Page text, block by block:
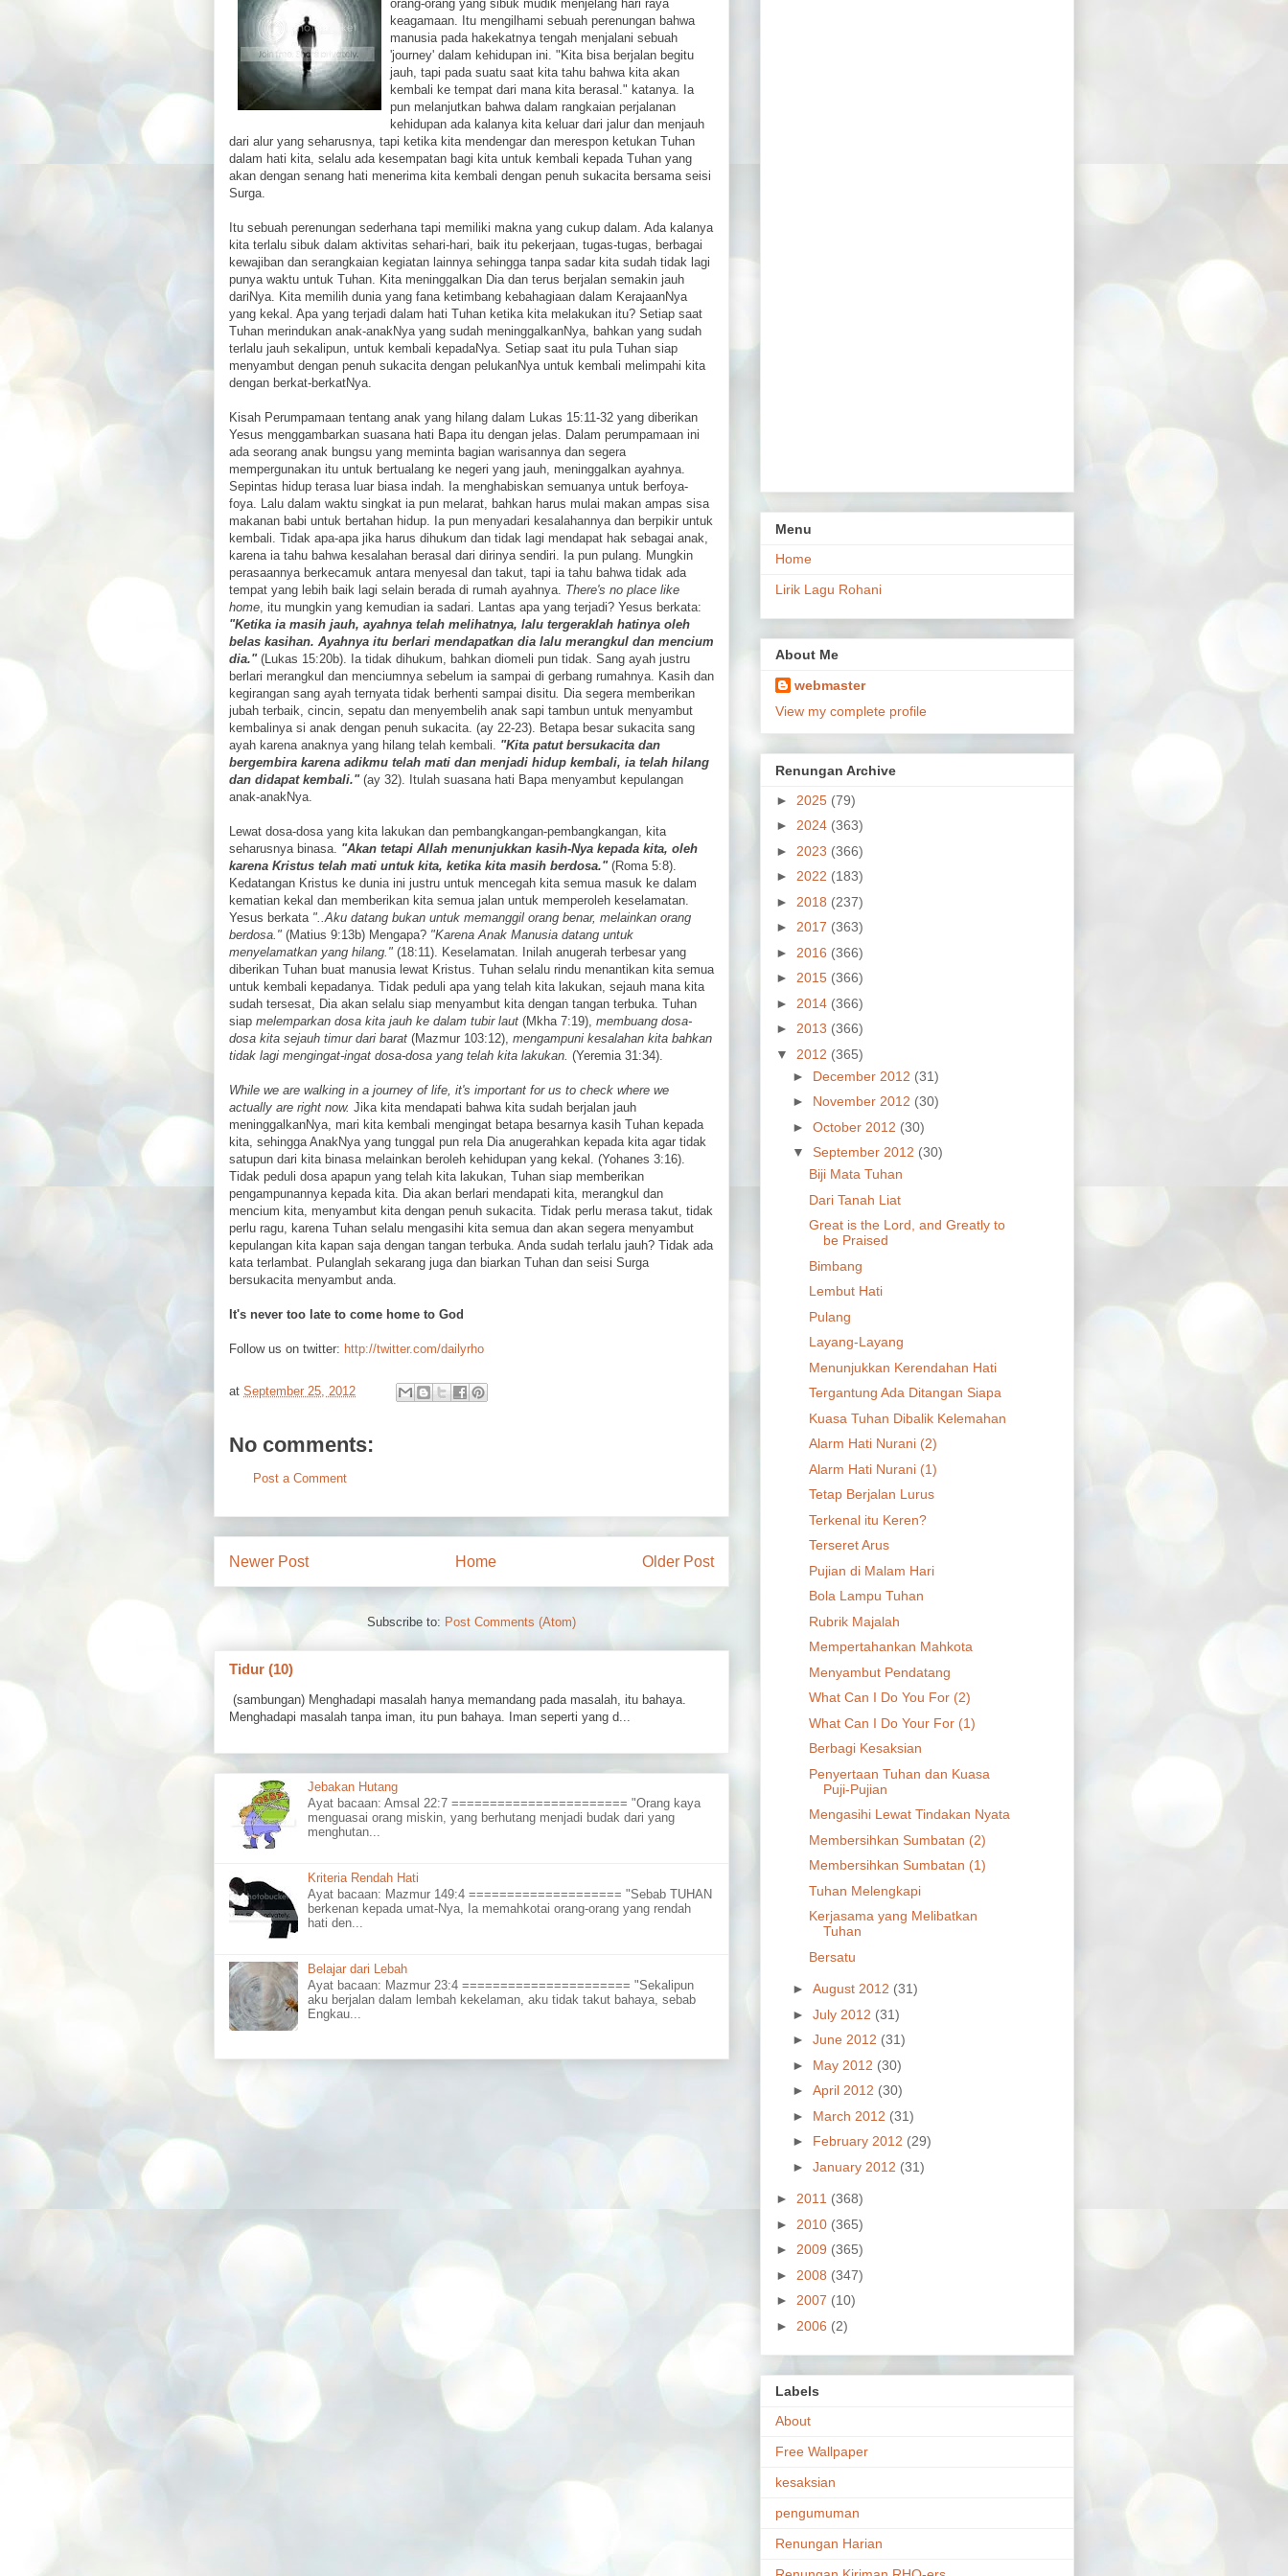
orang-orang yang sibuk mudik menjelang hari raya
keagamaan. Itu mengilhami sebuah perenungan bahwa
manusia pada hakekatnya tengah menjalani sebuah
'journey' dalam kehidupan ini. "Kita bisa berjalan begitu
jauh, tapi pada suatu saat kita tahu bahwa kita akan
kembali ke tempat dari mana kita berasal." katanya. Ia
pun melanjutkan bahwa dalam rangkaian perjalanan
kehidupan ada kalanya kita keluar dari jalur dan menjauh
dari alur yang seharusnya, tapi ketika kita mendengar dan merespon ketukan Tuhan
dalam hati kita, selalu ada kesempatan bagi kita untuk kembali kepada Tuhan yang
akan dengan senang hati menerima kita kembali dengan penuh sukacita bersama seisi
Surga.
Itu sebuah perenungan sederhana tapi memiliki makna yang cukup dalam. Ada kalanya
kita terlalu sibuk dalam aktivitas sehari-hari, baik itu pekerjaan, tugas-tugas, berbagai
kewajiban dan serangkaian kegiatan lainnya sehingga tanpa sadar kita sudah tidak lagi
punya waktu untuk Tuhan. Kita meninggalkan Dia dan terus berjalan semakin jauh
dariNya. Kita memilih dunia yang fana ketimbang kebahagiaan dalam KerajaanNya
yang kekal. Apa yang terjadi dalam hati Tuhan ketika kita melakukan itu? Setiap saat
Tuhan merindukan anak-anakNya yang sudah meninggalkanNya, bahkan yang sudah
terlalu jauh sekalipun, untuk kembali kepadaNya. Setiap saat itu pula Tuhan siap
menyambut dengan penuh sukacita dengan pelukanNya untuk kembali melimpahi kita
dengan berkat-berkatNya.
Kisah Perumpamaan tentang anak yang hilang dalam Lukas 15:11-32 yang diberikan
Yesus menggambarkan suasana hati Bapa itu dengan jelas. Dalam perumpamaan ini
ada seorang anak bungsu yang meminta bagian warisannya dan segera
mempergunakan itu untuk bertualang ke negeri yang jauh, meninggalkan ayahnya.
Sepintas hidup terasa luar biasa indah. Ia menghabiskan semuanya untuk berfoya-
foya. Lalu dalam waktu singkat ia pun melarat, bahkan harus mulai makan ampas sisa
makanan babi untuk bertahan hidup. Ia pun menyadari kesalahannya dan berpikir untuk
kembali. Tidak apa-apa jika harus dihukum dan tidak lagi mendapat hak sebagai anak,
karena ia tahu bahwa kesalahan berasal dari dirinya sendiri. Ia pun pulang. Mungkin
perasaannya berkecamuk antara menyesal dan takut, tapi ia tahu bahwa tidak ada
tempat yang lebih baik lagi selain berada di rumah ayahnya. There's no place like
home, itu mungkin yang kemudian ia sadari. Lantas apa yang terjadi? Yesus berkata:
"Ketika ia masih jauh, ayahnya telah melihatnya, lalu tergeraklah hatinya oleh
belas kasihan. Ayahnya itu berlari mendapatkan dia lalu merangkul dan mencium
dia."(Lukas 15:20b). Ia tidak dihukum, bahkan diomeli pun tidak. Sang ayah justru
berlari merangkul dan menciumnya sebelum ia sampai di gerbang rumahnya. Kasih dan
kegirangan sang ayah ternyata tidak berhenti sampai disitu. Dia segera memberikan
jubah terbaik, cincin, sepatu dan menyembelih anak sapi tambun untuk menyambut
kembalinya si anak dengan penuh sukacita. (ay 22-23). Betapa besar sukacita sang
ayah karena anaknya yang hilang telah kembali. "Kita patut bersukacita dan
bergembira karena adikmu telah mati dan menjadi hidup kembali, ia telah hilang
dan didapat kembali."(ay 32). Itulah suasana hati Bapa menyambut kepulangan
anak-anakNya.
Lewat dosa-dosa yang kita lakukan dan pembangkangan-pembangkangan, kita
seharusnya binasa. "Akan tetapi Allah menunjukkan kasih-Nya kepada kita, oleh
karena Kristus telah mati untuk kita, ketika kita masih berdosa."(Roma 5:8).
Kedatangan Kristus ke dunia ini justru untuk mencegah kita semua masuk ke dalam
kematian kekal dan memberikan kita semua jalan untuk memperoleh keselamatan.
Yesus berkata "..Aku datang bukan untuk memanggil orang benar, melainkan orang
berdosa." (Matius 9:13b) Mengapa? "Karena Anak Manusia datang untuk
menyelamatkan yang hilang." (18:11). Keselamatan. Inilah anugerah terbesar yang
diberikan Tuhan buat manusia lewat Kristus. Tuhan selalu rindu menantikan kita semua
untuk kembali kepadanya. Tidak peduli apa yang telah kita lakukan, sejauh mana kita
sudah tersesat, Dia akan selalu siap menyambut kita dengan tangan terbuka. Tuhan
siap melemparkan dosa kita jauh ke dalam tubir laut (Mkha 7:19), membuang dosa-
dosa kita sejauh timur dari barat (Mazmur 103:12), mengampuni kesalahan kita bahkan
tidak lagi mengingat-ingat dosa-dosa yang telah kita lakukan. (Yeremia 31:34).
While we are walking in a journey of life, it's important for us to check where we
actually are right now. Jika kita mendapati bahwa kita sudah berjalan jauh
meninggalkanNya, mari kita kembali mengingat betapa besarnya kasih Tuhan kepada
kita, sehingga AnakNya yang tunggal pun rela Dia anugerahkan kepada kita agar tidak
satupun dari kita binasa melainkan beroleh kehidupan yang kekal. (Yohanes 3:16).
Tidak peduli dosa apapun yang telah kita lakukan, Tuhan siap memberikan
pengampunannya kepada kita. Dia akan berlari mendapati kita, merangkul dan
mencium kita, menyambut kita dengan penuh sukacita. Tidak perlu merasa takut, tidak
perlu ragu, karena Tuhan selalu mengasihi kita semua dan akan segera menyambut
kepulangan kita kapan saja dengan tangan terbuka. Anda sudah terlalu jauh? Tidak ada
kata terlambat. Pulanglah sekarang juga dan biarkan Tuhan dan seisi Surga
bersukacita menyambut anda.
It's never too late to come home to God
Follow us on twitter: http://twitter.com/dailyrho
at September 25, 2012
No comments:
Post a Comment
Newer Post Older Post
Home
Subscribe to: Post Comments (Atom)
Tidur (10)
(sambungan) Menghadapi masalah hanya memandang pada masalah, itu bahaya.
Menghadapi masalah tanpa iman, itu pun bahaya. Iman seperti yang d...
Jebakan Hutang
Ayat bacaan: Amsal 22:7 ======================= "Orang kaya
menguasai orang miskin, yang berhutang menjadi budak dari yang
menghutan...
Kriteria Rendah Hati
Ayat bacaan: Mazmur 149:4 ==================== "Sebab TUHAN
berkenan kepada umat-Nya, Ia memahkotai orang-orang yang rendah
hati den...
Belajar dari Lebah
Ayat bacaan: Mazmur 23:4 ====================== "Sekalipun
aku berjalan dalam lembah kekelaman, aku tidak takut bahaya, sebab
Engkau...
Menu
Home
Lirik Lagu Rohani
About Me
webmaster
View my complete profile
Renungan Archive
► 2025 (79)
► 2024 (363)
► 2023 (366)
► 2022 (183)
► 2018 (237)
► 2017 (363)
► 2016 (366)
► 2015 (366)
► 2014 (366)
► 2013 (366)
▼ 2012 (365)
► December 2012 (31)
► November 2012 (30)
► October 2012 (30)
▼ September 2012 (30)
Biji Mata Tuhan
Dari Tanah Liat
Great is the Lord, and Greatly to
be Praised
Bimbang
Lembut Hati
Pulang
Layang-Layang
Menunjukkan Kerendahan Hati
Tergantung Ada Ditangan Siapa
Kuasa Tuhan Dibalik Kelemahan
Alarm Hati Nurani (2)
Alarm Hati Nurani (1)
Tetap Berjalan Lurus
Terkenal itu Keren?
Terseret Arus
Pujian di Malam Hari
Bola Lampu Tuhan
Rubrik Majalah
Mempertahankan Mahkota
Menyambut Pendatang
What Can I Do You For (2)
What Can I Do Your For (1)
Berbagi Kesaksian
Penyertaan Tuhan dan Kuasa
Puji-Pujian
Mengasihi Lewat Tindakan Nyata
Membersihkan Sumbatan (2)
Membersihkan Sumbatan (1)
Tuhan Melengkapi
Kerjasama yang Melibatkan
Tuhan
Bersatu
► August 2012 (31)
► July 2012 (31)
► June 2012 (31)
► May 2012 (30)
► April 2012 (30)
► March 2012 (31)
► February 2012 (29)
► January 2012 (31)
► 2011 (368)
► 2010 (365)
► 2009 (365)
► 2008 (347)
► 2007 (10)
► 2006 (2)
Labels
About
Free Wallpaper
kesaksian
pengumuman
Renungan Harian